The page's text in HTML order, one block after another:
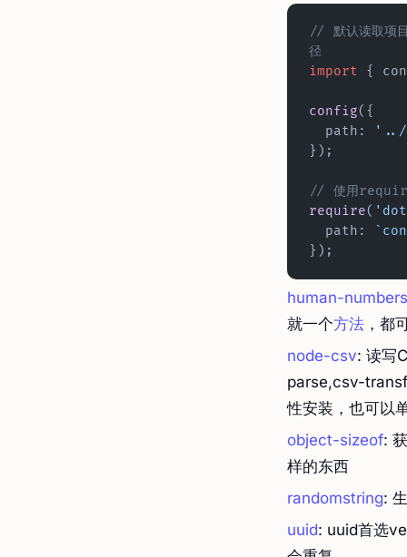
// 默认读取项
径
import {
config({
  path:
'../
});
// 使用
require(
  path:
});
human-numbers
就一个方法 ，都
node-csv: 读写
parse,csv-
性安装，也可以
object-sizeof:
样的东西
randomstring:
uuid: uuid首选